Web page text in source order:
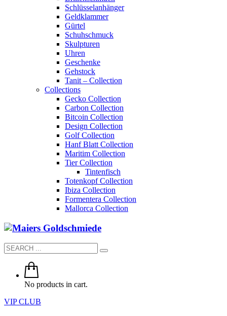
Schlüsselanhänger
Geldklammer
Gürtel
Schuhschmuck
Skulpturen
Uhren
Geschenke
Gehstock
Tanit – Collection
Collections
Gecko Collection
Carbon Collection
Bitcoin Collection
Design Collection
Golf Collection
Hanf Blatt Collection
Maritim Collection
Tier Collection
Tintenfisch
Totenkopf Collection
Ibiza Collection
Formentera Collection
Mallorca Collection
No products in cart.
VIP CLUB